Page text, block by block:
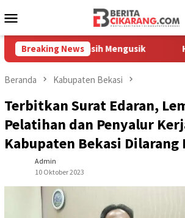
ke
Mobile
Breaking News
Masih Mengusik Hilang 5
Beranda Kabupaten Bekasi
Terbitkan Surat Edaran,
Pelatihan dan Penyalur
Kabupaten Bekasi Dilarang
Admin
10 Oktober 2023